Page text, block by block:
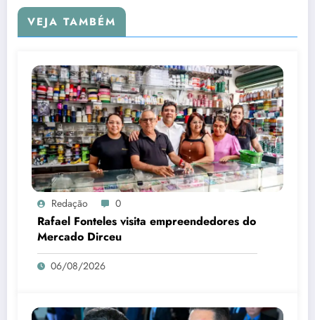
VEJA TAMBÉM
Redação 0
Rafael Fonteles visita empreendedores do
Mercado Dirceu
06/08/2026